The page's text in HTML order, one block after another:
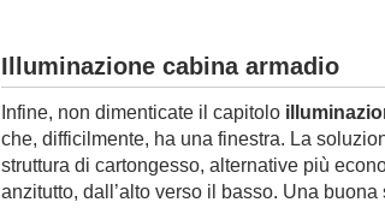
Illuminazione cabina armadio
Infine, non dimenticate il capitolo
che, difficilmente, ha una finestra. La
struttura di cartongesso, alternative più
anzitutto, dall’alto verso il basso. Una